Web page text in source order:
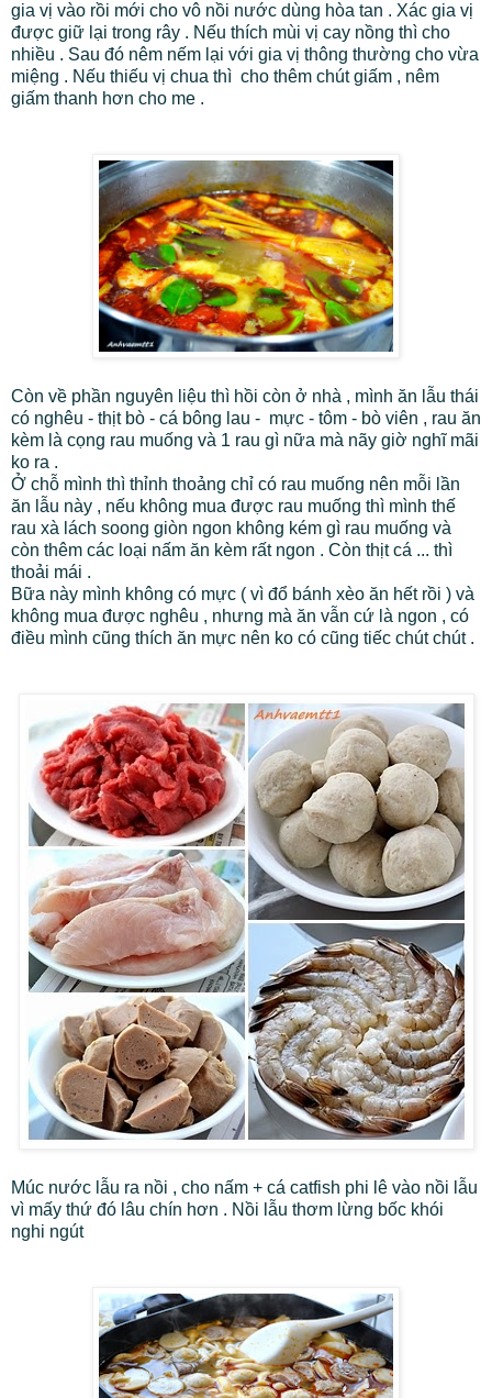
gia vị vào rồi mới cho vô nồi nước dùng hòa tan . Xác gia vị
được giữ lại trong rây . Nếu thích mùi vị cay nồng thì cho
nhiều . Sau đó nêm nếm lại với gia vị thông thường cho vừa
miệng . Nếu thiếu vị chua thì cho thêm chút giấm , nêm
giấm thanh hơn cho me .
Còn về phần nguyên liệu thì hồi còn ở nhà , mình ăn lẫu thái
có nghêu - thịt bò - cá bông lau - mực - tôm - bò viên , rau ăn
kèm là cọng rau muống và 1 rau gì nữa mà nãy giờ nghĩ mãi
ko ra .
Ở chỗ mình thì thỉnh thoảng chỉ có rau muống nên mỗi lần
ăn lẫu này , nếu không mua được rau muống thì mình thế
rau xà lách soong giòn ngon không kém gì rau muống và
còn thêm các loại nấm ăn kèm rất ngon . Còn thịt cá ... thì
thoải mái .
Bữa này mình không có mực ( vì đổ bánh xèo ăn hết rồi ) và
không mua được nghêu , nhưng mà ăn vẫn cứ là ngon , có
điều mình cũng thích ăn mực nên ko có cũng tiếc chút chút .
Múc nước lẫu ra nồi , cho nấm + cá catfish phi lê vào nồi lẫu
vì mấy thứ đó lâu chín hơn . Nồi lẫu thơm lừng bốc khói
nghi ngút